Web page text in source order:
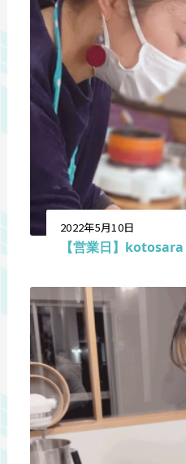
2022年5月10日
【営業日】kotosara